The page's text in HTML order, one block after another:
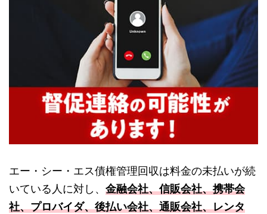
エー・シー・エス債権管理回収は料金の未払いが続
いている人に対し、 金融会社、信販会社、携帯会
社、プロバイダ、後払い会社、通販会社、レンタ